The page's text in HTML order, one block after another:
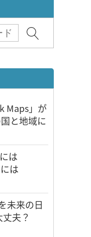
Maps」が
と地域に
は
は
未来の日
夫？